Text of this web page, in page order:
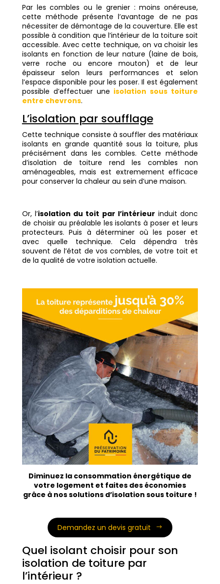
Par les combles ou le grenier : moins onéreuse,
cette méthode présente l’avantage de ne pas
nécessiter de démontage de la couverture. Elle est
possible à condition que l’intérieur de la toiture soit
accessible. Avec cette technique, on va choisir les
isolants en fonction de leur nature (laine de bois,
verre roche ou encore mouton) et de leur
épaisseur selon leurs performances et selon
l’espace disponible pour les poser. Il est également
possible d’effectuer une isolation sous toiture
entre chevrons.
L’isolation par soufflage
Cette technique consiste à souffler des matériaux
isolants en grande quantité sous la toiture, plus
précisément dans les combles. Cette méthode
d’isolation de toiture rend les combles non
aménageables, mais est extremement efficace
pour conserver la chaleur au sein d’une maison.
Or, l’isolation du toit par l’intérieur induit donc
de choisir au préalable les isolants à poser et leurs
protecteurs. Puis à déterminer où les poser et
avec quelle technique. Cela dépendra très
souvent de l’état de vos combles, de votre toit et
de la qualité de votre isolation actuelle.
Diminuez la consommation énergétique de
votre logement et faites des économies
grâce à nos solutions d’isolation sous toiture !
Demandez un devis gratuit
Quel isolant choisir pour son
isolation de toiture par
l’intérieur ?